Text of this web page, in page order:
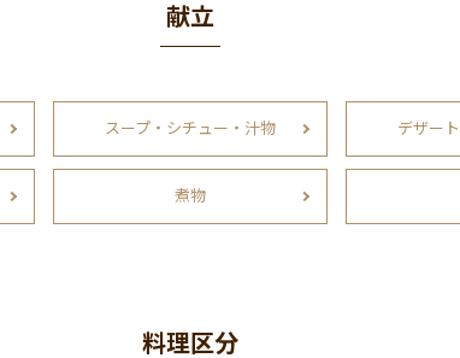
献立
スープ・シチュー・汁物 デザー
煮物
料理区分